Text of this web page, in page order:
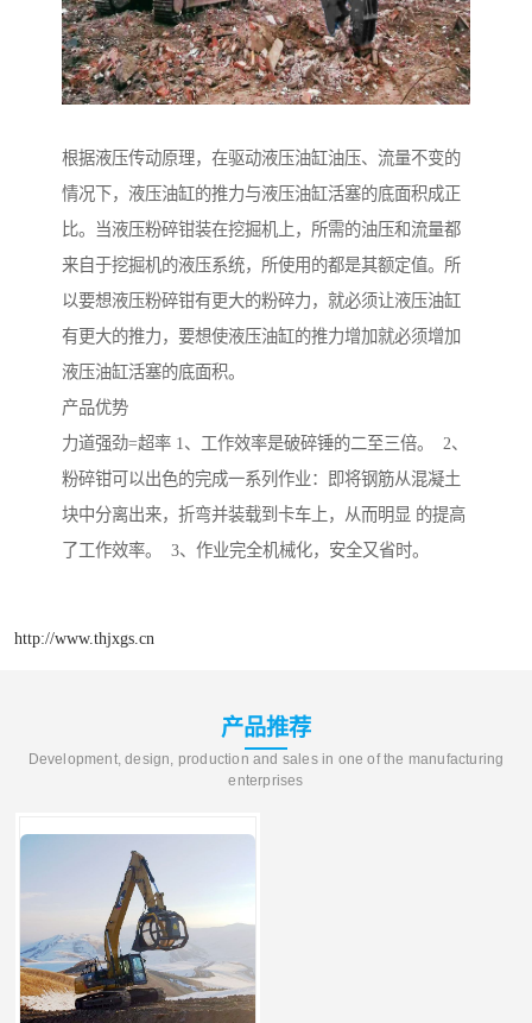
根据液压传动原理，在驱动液压油缸油压、流量不变的
情况下，液压油缸的推力与液压油缸活塞的底面积成正
比。当液压粉碎钳装在挖掘机上，所需的油压和流量都
来自于挖掘机的液压系统，所使用的都是其额定值。所
以要想液压粉碎钳有更大的粉碎力，就必须让液压油缸
有更大的推力，要想使液压油缸的推力增加就必须增加
液压油缸活塞的底面积。
产品优势
力道强劲=超率 1、工作效率是破碎锤的二至三倍。 2、
粉碎钳可以出色的完成一系列作业：即将钢筋从混凝土
块中分离出来，折弯并装载到卡车上，从而明显 的提高
了工作效率。 3、作业完全机械化，安全又省时。
http://www.thjxgs.cn
产品推荐
Development, design, production and sales in one of the manufacturing
enterprises